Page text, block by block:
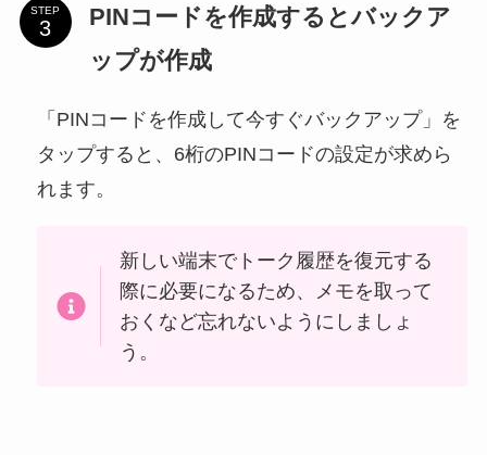
STEP
PINコードを作成するとバックア
ップが作成
「PINコードを作成して今すぐバックアップ」を
タップすると、6桁のPINコードの設定が求めら
れます。
新しい端末でトーク履歴を復元する
際に必要になるため、メモを取って
おくなど忘れないようにしましょ
う。